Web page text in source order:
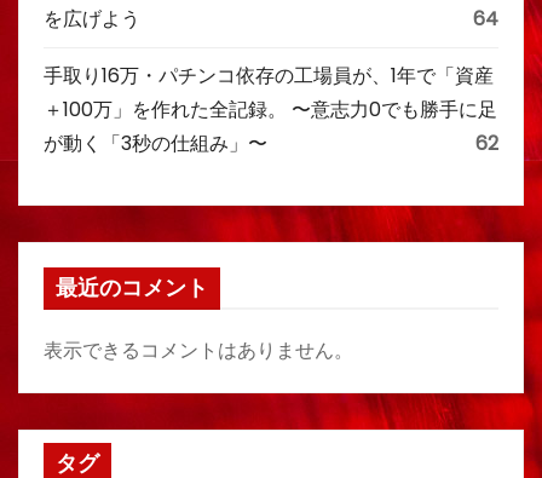
を広げよう
64
手取り16万・パチンコ依存の工場員が、1年で「資産
＋100万」を作れた全記録。 〜意志力0でも勝手に足
が動く「3秒の仕組み」〜
62
最近のコメント
表示できるコメントはありません。
タグ